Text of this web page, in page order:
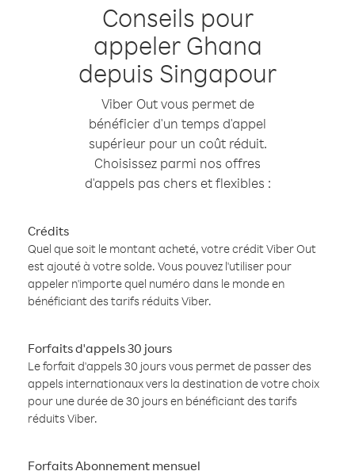
Conseils pour
appeler Ghana
depuis Singapour
Viber Out vous permet de
bénéficier d'un temps d'appel
supérieur pour un coût réduit.
Choisissez parmi nos offres
d'appels pas chers et flexibles :
Crédits
Quel que soit le montant acheté, votre crédit Viber Out
est ajouté à votre solde. Vous pouvez l'utiliser pour
appeler n'importe quel numéro dans le monde en
bénéficiant des tarifs réduits Viber.
Forfaits d'appels 30 jours
Le forfait d'appels 30 jours vous permet de passer des
appels internationaux vers la destination de votre choix
pour une durée de 30 jours en bénéficiant des tarifs
réduits Viber.
Forfaits Abonnement mensuel